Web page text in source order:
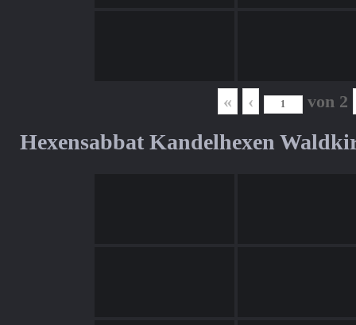
« ‹ von 2
Hexensabbat Kandelhexen